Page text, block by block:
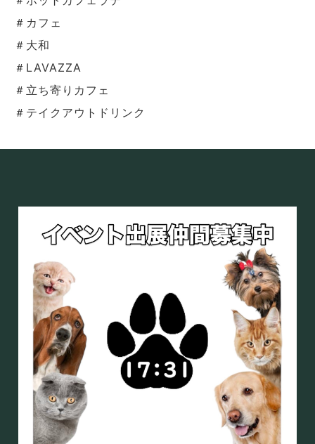
＃カフェ
＃大和
＃LAVAZZA
＃立ち寄りカフェ
＃テイクアウトドリンク